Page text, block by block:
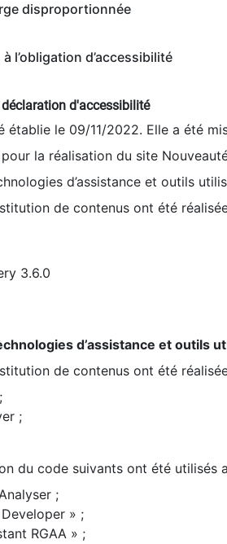
disproportionnée
l’obligation d’accessibilité
d'accessibilité
établie le 09/11/2022. Elle a été
la réalisation du site
d’assistance et outils
de contenus ont été
3.6.0
d’assistance et outils
de contenus ont été
;
du code suivants ont été utilisés
;
» ;
RGAA » ;